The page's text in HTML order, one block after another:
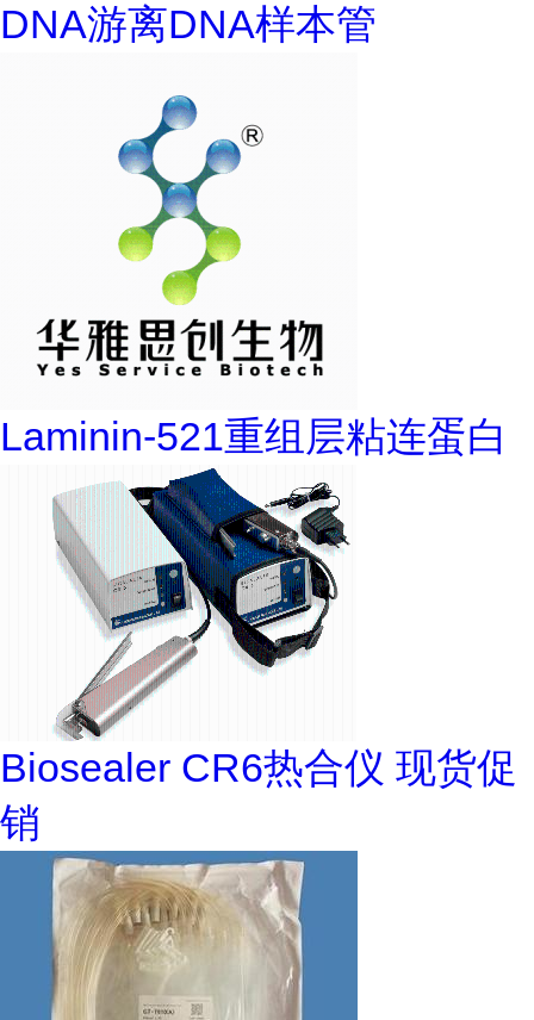
DNA游离DNA样本管
Laminin-521重组层粘连蛋白
Biosealer CR6热合仪 现货促
销